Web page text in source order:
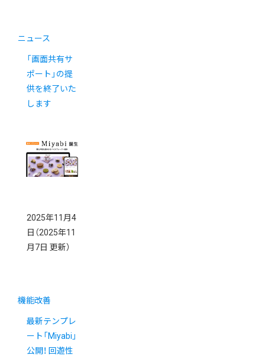
ニュース
「画面共有サ
ポート」の提
供を終了いた
します
2025年11月4
日 （2025年11
月7日 更新）
機能改善
最新テンプレ
ート「Miyabi」
公開！ 回遊性